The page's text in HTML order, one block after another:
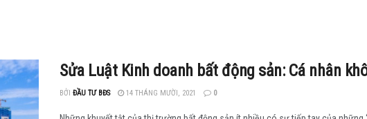
Sửa Luật Kinh doanh bất động sản: Cá nhân
BỞI ĐẦU TƯ BĐS 14 THÁNG MƯỜI, 2021 0